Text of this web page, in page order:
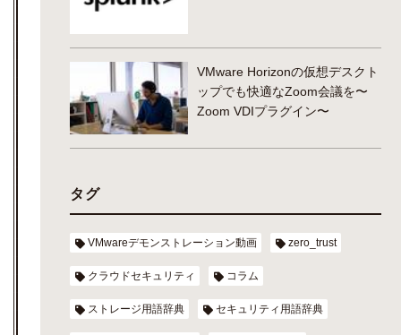
VMware Horizonの仮想デスクト
ップでも快適なZoom会議を〜
Zoom VDIプラグイン〜
タグ
VMwareデモンストレーション動画 zero_trust
クラウドセキュリティ コラム
ストレージ用語辞典 セキュリティ用語辞典